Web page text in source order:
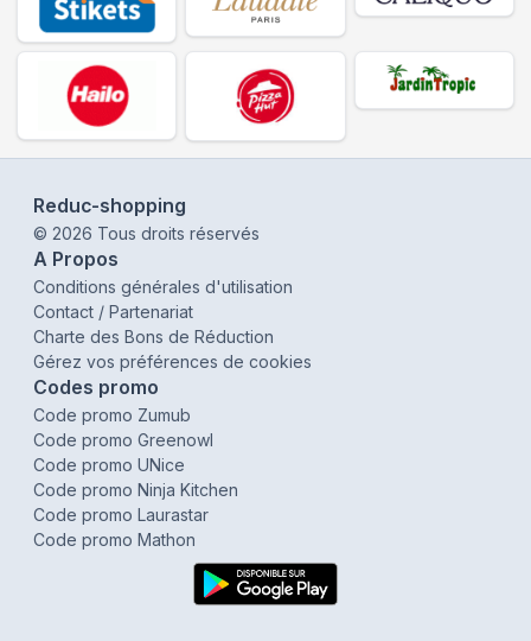
Reduc-shopping
© 2026 Tous droits réservés
A Propos
Conditions générales d'utilisation
Contact / Partenariat
Charte des Bons de Réduction
Gérez vos préférences de cookies
Codes promo
Code promo Zumub
Code promo Greenowl
Code promo UNice
Code promo Ninja Kitchen
Code promo Laurastar
Code promo Mathon